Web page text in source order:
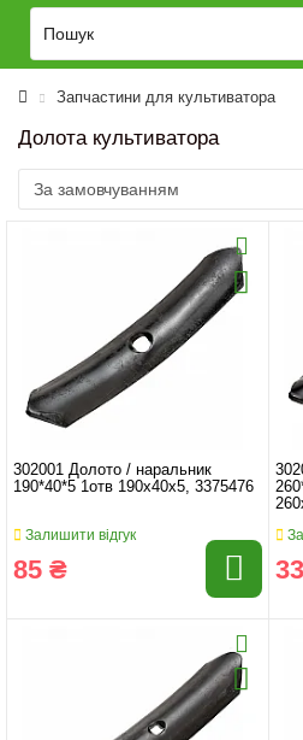
Запчастини для культиватора
Долота культиватора
302001 Долото / наральник
190*40*5 1отв 190x40x5, 3375476
Залишити відгук
85 ₴